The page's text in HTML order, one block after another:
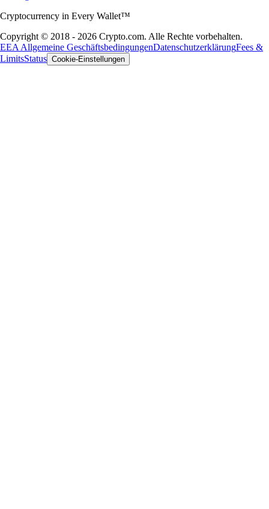
Cryptocurrency in Every Wallet™
Copyright © 2018 - 2026 Crypto.com. Alle Rechte vorbehalten.
EEA Allgemeine GeschäftsbedingungenDatenschutzerklärungFees &
LimitsStatus Cookie-Einstellungen